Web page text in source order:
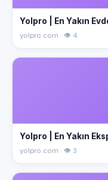
Yolpro | En Yakın
yolpro.com · 👁 4
Yolpro | En Yakın
yolpro.com · 👁 3